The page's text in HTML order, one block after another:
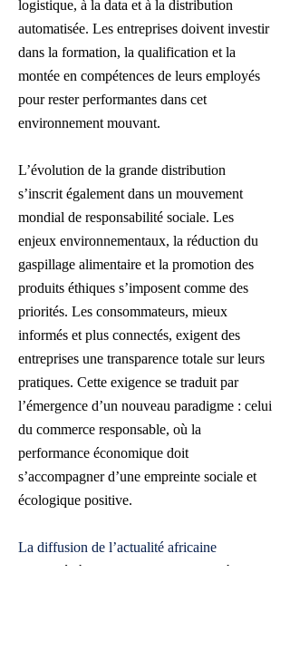
logistique, à la data et à la distribution
automatisée. Les entreprises doivent investir
dans la formation, la qualification et la
montée en compétences de leurs employés
pour rester performantes dans cet
environnement mouvant.
L’évolution de la grande distribution
s’inscrit également dans un mouvement
mondial de responsabilité sociale. Les
enjeux environnementaux, la réduction du
gaspillage alimentaire et la promotion des
produits éthiques s’imposent comme des
priorités. Les consommateurs, mieux
informés et plus connectés, exigent des
entreprises une transparence totale sur leurs
pratiques. Cette exigence se traduit par
l’émergence d’un nouveau paradigme : celui
du commerce responsable, où la
performance économique doit
s’accompagner d’une empreinte sociale et
écologique positive.
La diffusion de l’actualité africaine
consacrée à la grande distribution et à la